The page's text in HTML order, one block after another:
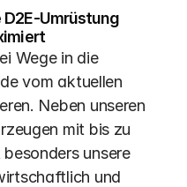
D2E-Umrüstung
Wege in die
vom aktuellen
Neben unseren
ist besonders unsere
und